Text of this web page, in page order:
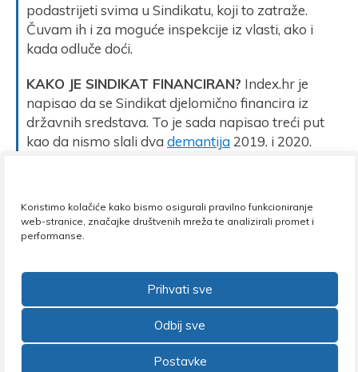
Koristimo kolačiće kako bismo osigurali pravilno funkcioniranje
web-stranice, značajke društvenih mreža te analizirali promet i
performanse.
Prihvati sve
Odbij sve
Postavke
podastrijeti svima u Sindikatu, koji to zatraže.
Čuvam ih i za moguće inspekcije iz vlasti, ako i
kada odluče doći.
KAKO JE SINDIKAT FINANCIRAN? Index.hr je
napisao da se Sindikat djelomično financira iz
državnih sredstava. To je sada napisao treći put
kao da nismo slali dva demantija2019. i 2020.
naše projekte iz europskih fondova transferirana
posredstvom državnih računa.
staviti u kontekst nepoštenja pred kraj radnog
vijeka, nakon godina rada bez mrlja, a u to uvući
još i drugog čovjeka bez dokaza doista je
bezobzirni čin. To nije sloboda medija, već nasilje
nad istinom i ljudima. Pitam se gdje to medijski
vlasnici obitavaju, kakvim se oni makinacijama